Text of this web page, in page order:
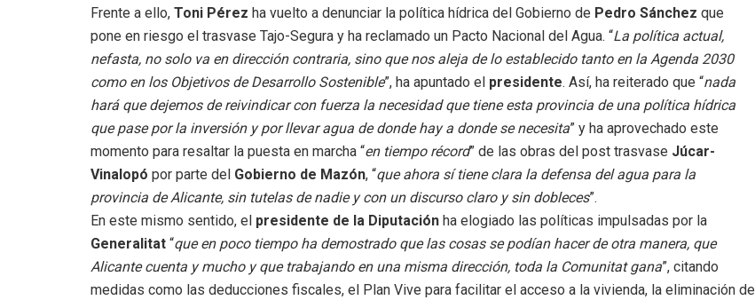
Frente a ello, Toni Pérez ha vuelto a denunciar la política hídrica del Gobierno de Pedro Sánchez que
pone en riesgo el trasvase Tajo-Segura y ha reclamado un Pacto Nacional del Agua. “La política actual,
nefasta, no solo va en dirección contraria, sino que nos aleja de lo establecido tanto en la Agenda 2030
como en los Objetivos de Desarrollo Sostenible”, ha apuntado el presidente. Así, ha reiterado que “nada
hará que dejemos de reivindicar con fuerza la necesidad que tiene esta provincia de una política hídrica
que pase por la inversión y por llevar agua de donde hay a donde se necesita” y ha aprovechado este
momento para resaltar la puesta en marcha “en tiempo récord” de las obras del post trasvase Júcar-
Vinalopó por parte del Gobierno de Mazón, “que ahora sí tiene clara la defensa del agua para la
provincia de Alicante, sin tutelas de nadie y con un discurso claro y sin dobleces”.
En este mismo sentido, el presidente de la Diputación ha elogiado las políticas impulsadas por la
Generalitat “que en poco tiempo ha demostrado que las cosas se podían hacer de otra manera, que
Alicante cuenta y mucho y que trabajando en una misma dirección, toda la Comunitat gana”, citando
medidas como las deducciones fiscales, el Plan Vive para facilitar el acceso a la vivienda, la eliminación de